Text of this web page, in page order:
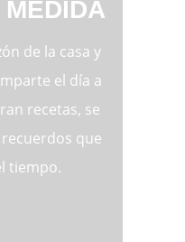
de la casa y
el día a
recetas, se
que
tiempo.